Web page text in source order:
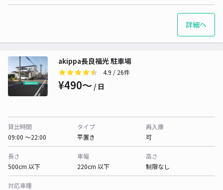
詳細へ
akippa長良福光 駐車場
4.9 / 26件
¥490〜 / 日
貸出時間
09:00 〜22:00
タイプ
平置き
再入庫
可
長さ
500cm 以下
車幅
220cm 以下
高さ
制限なし
対応車種